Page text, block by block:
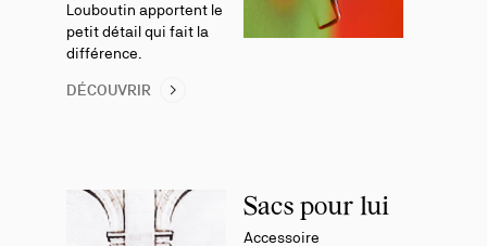
Louboutin apportent le
petit détail qui fait la
différence.
DÉCOUVRIR
Sacs pour lui
Accessoire